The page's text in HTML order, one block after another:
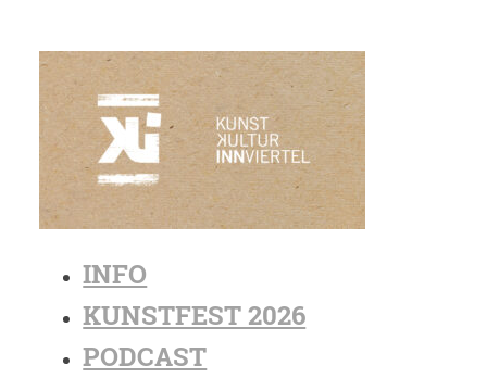
INFO
KUNSTFEST 2026
PODCAST